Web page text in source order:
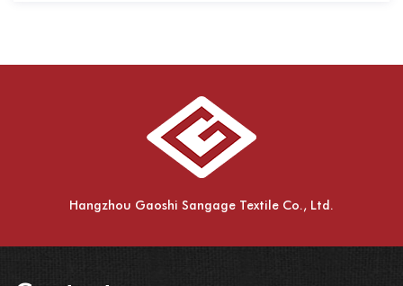
Hangzhou Gaoshi Sangage Textile Co., Ltd.